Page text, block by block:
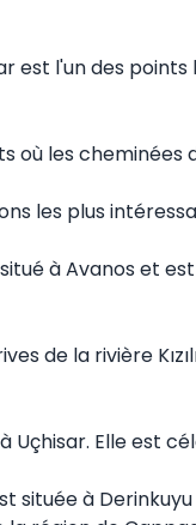
est l'un des
où les
les plus
à Avanos et
de la rivière
Uçhisar. Elle est
située à